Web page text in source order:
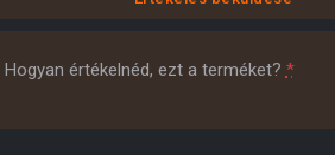
Hogyan értékelnéd, ezt a terméket? *